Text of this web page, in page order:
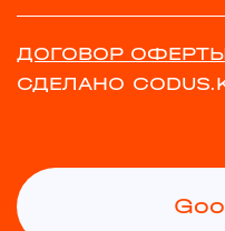
ДОГОВОР
СДЕЛАНО